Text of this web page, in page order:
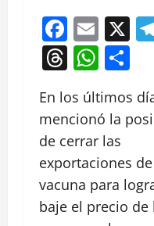
X
Threads
En los últimos
mencionó la
de cerrar las
exportaciones
vacuna para
baje el precio de